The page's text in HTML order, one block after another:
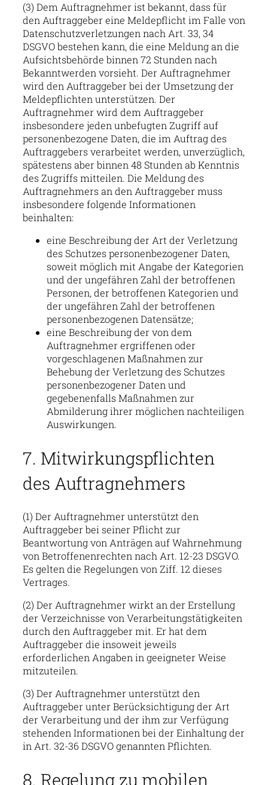
(3) Dem Auftragnehmer ist bekannt, dass für
den Auftraggeber eine Meldepflicht im Falle von
Datenschutzverletzungen nach Art. 33, 34
DSGVO bestehen kann, die eine Meldung an die
Aufsichtsbehörde binnen 72 Stunden nach
Bekanntwerden vorsieht. Der Auftragnehmer
wird den Auftraggeber bei der Umsetzung der
Meldepflichten unterstützen. Der
Auftragnehmer wird dem Auftraggeber
insbesondere jeden unbefugten Zugriff auf
personenbezogene Daten, die im Auftrag des
Auftraggebers verarbeitet werden, unverzüglich,
spätestens aber binnen 48 Stunden ab Kenntnis
des Zugriffs mitteilen. Die Meldung des
Auftragnehmers an den Auftraggeber muss
insbesondere folgende Informationen
beinhalten:
eine Beschreibung der Art der Verletzung
des Schutzes personenbezogener Daten,
soweit möglich mit Angabe der Kategorien
und der ungefähren Zahl der betroffenen
Personen, der betroffenen Kategorien und
der ungefähren Zahl der betroffenen
personenbezogenen Datensätze;
eine Beschreibung der von dem
Auftragnehmer ergriffenen oder
vorgeschlagenen Maßnahmen zur
Behebung der Verletzung des Schutzes
personenbezogener Daten und
gegebenenfalls Maßnahmen zur
Abmilderung ihrer möglichen nachteiligen
Auswirkungen.
7. Mitwirkungspflichten
des Auftragnehmers
(1) Der Auftragnehmer unterstützt den
Auftraggeber bei seiner Pflicht zur
Beantwortung von Anträgen auf Wahrnehmung
von Betroffenenrechten nach Art. 12-23 DSGVO.
Es gelten die Regelungen von Ziff. 12 dieses
Vertrages.
(2) Der Auftragnehmer wirkt an der Erstellung
der Verzeichnisse von Verarbeitungstätigkeiten
durch den Auftraggeber mit. Er hat dem
Auftraggeber die insoweit jeweils
erforderlichen Angaben in geeigneter Weise
mitzuteilen.
(3) Der Auftragnehmer unterstützt den
Auftraggeber unter Berücksichtigung der Art
der Verarbeitung und der ihm zur Verfügung
stehenden Informationen bei der Einhaltung der
in Art. 32-36 DSGVO genannten Pflichten.
8. Regelung zu mobilen